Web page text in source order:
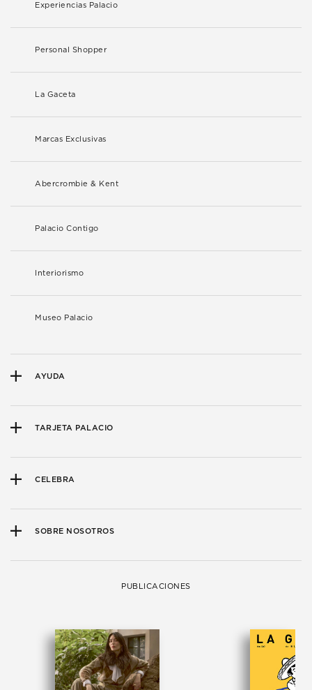
Experiencias Palacio
Personal Shopper
La Gaceta
Marcas Exclusivas
Abercrombie & Kent
Palacio Contigo
Interiorismo
Museo Palacio
AYUDA
TARJETA PALACIO
CELEBRA
SOBRE NOSOTROS
PUBLICACIONES